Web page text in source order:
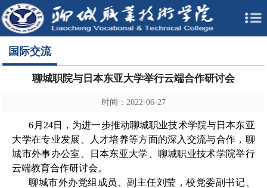
国际交流
聊城职院与日本东亚大学举行云端合作研讨会
时间：2022-06-27
6月24日，为进一步推动聊城职业技术学院与日本东亚
大学在专业发展、人才培养等方面的深入交流与合作，聊
城市外事办公室、日本东亚大学、聊城职业技术学院举行
云端教育合作研讨会。
聊城市外办党组成员、副主任刘莹，校党委副书记、